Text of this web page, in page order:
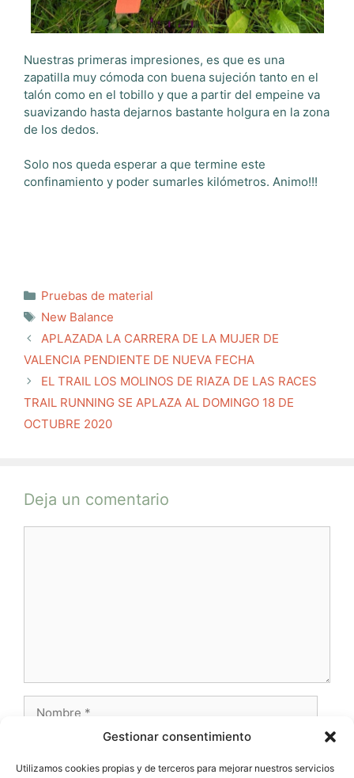
Gestionar consentimiento
Utilizamos cookies propias y de terceros para mejorar nuestros servicios
Nuestras primeras impresiones, es que es una
zapatilla muy cómoda con buena sujeción tanto en el
talón como en el tobillo y que a partir del empeine va
suavizando hasta dejarnos bastante holgura en la zona
de los dedos.
Solo nos queda esperar a que termine este
confinamiento y poder sumarles kilómetros. Animo!!!
Categorías
Pruebas de material
Etiquetas
New Balance
APLAZADA LA CARRERA DE LA MUJER DE
VALENCIA PENDIENTE DE NUEVA FECHA
EL TRAIL LOS MOLINOS DE RIAZA DE LAS RACES
TRAIL RUNNING SE APLAZA AL DOMINGO 18 DE
OCTUBRE 2020
Deja un comentario
electrónico